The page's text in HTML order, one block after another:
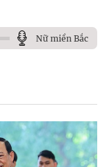
Nữ miền Bắc